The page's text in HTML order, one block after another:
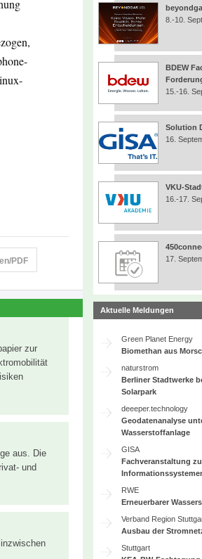
PDF
zur
aus. Die
und
8.-10.
BDEW
15.-16.
Solution
16.
VKU-
16.-17.
17.
Aktuelle Meldungen
Green Planet Energy
Biomethan aus
naturstrom
Berliner Stadtwerke
Solarpark
deeeper.technology
Geodatenanalyse
Wasserstoffanlage
GISA
Fachveranstaltung
RWE
Erneuerbarer
Verband Region
Ausbau der
Stuttgart